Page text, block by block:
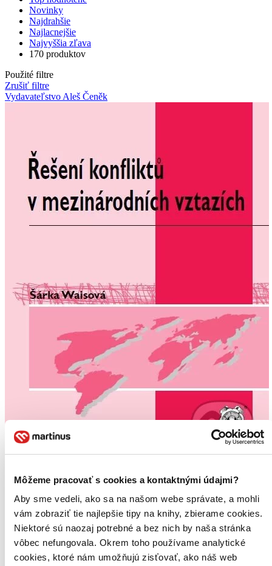
Môžeme pracovať s cookies a kontaktnými údajmi?
Aby sme vedeli, ako sa na našom webe správate, a mohli
vám zobraziť tie najlepšie tipy na knihy, zbierame cookies.
Niektoré sú naozaj potrebné a bez nich by naša stránka
vôbec nefungovala. Okrem toho používame analytické
cookies, ktoré nám umožňujú zisťovať, ako náš web
Novinky
Najdrahšie
Najlacnejšie
Najvyššia zľava
170 produktov
Použité filtre
Zrušiť filtre
Vydavateľstvo Aleš Čeněk
Řešení konfliktů v mezinárodních vztazích
Šárka Waisová
Metody a techniky budování míru - ať už jsou označované jako
řešení konfliktů, transformace konfliktů či řízení konfliktů - se
stávají stále složitější, což je dáno zejména vývojem charakteru
konfliktů a mezinárodního sytému v posledních desetiletích...